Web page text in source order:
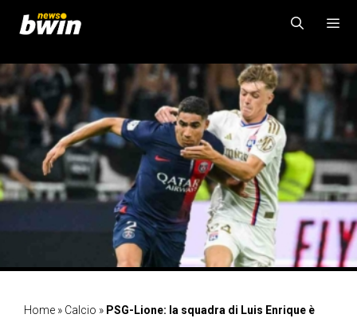
contenuto
MENU
Home » Calcio » PSG-Lione: la squadra di Luis Enrique è